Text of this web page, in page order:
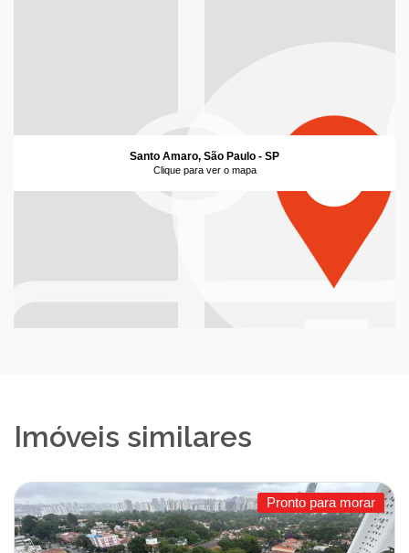
Santo Amaro, São Paulo - SP
Clique para ver o mapa
Imóveis similares
Pronto para morar